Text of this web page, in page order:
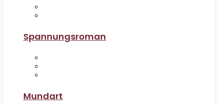
Spannungsroman
Mundart